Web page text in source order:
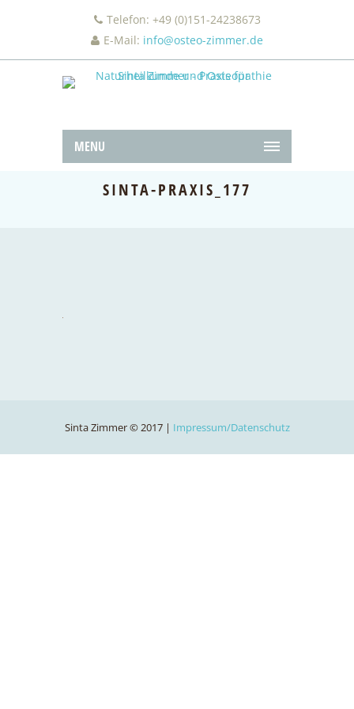
Telefon: +49 (0)151-24238673
E-Mail: info@osteo-zimmer.de
MENU
SINTA-PRAXIS_177
Sinta Zimmer © 2017 | Impressum/Datenschutz